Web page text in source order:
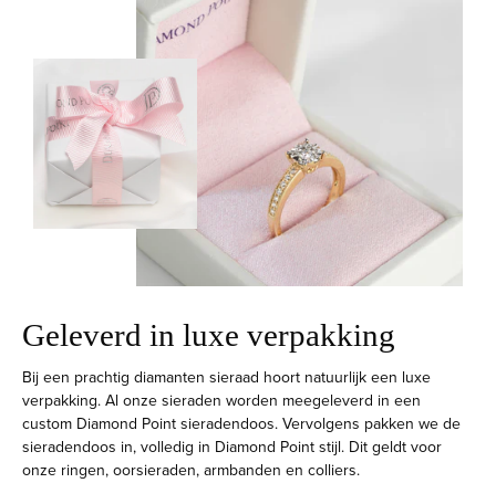
Geleverd in luxe verpakking
Bij een prachtig diamanten sieraad hoort natuurlijk een luxe
verpakking. Al onze sieraden worden meegeleverd in een
custom Diamond Point sieradendoos. Vervolgens pakken we de
sieradendoos in, volledig in Diamond Point stijl. Dit geldt voor
onze ringen, oorsieraden, armbanden en colliers.